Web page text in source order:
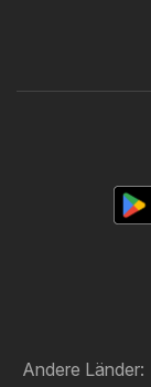
Andere Länder: